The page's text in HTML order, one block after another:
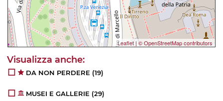
Leaflet| © OpenStreetMap contributors
DA NON PERDERE (19)
MUSEI E GALLERIE (29)